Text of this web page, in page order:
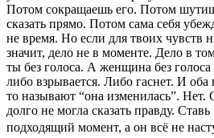
Потом сокращаешь его. Потом
сказать прямо. Потом сама себя
не время. Но если для твоих чувств
значит, дело не в моменте. Дело в
ты без голоса. А женщина без
либо взрывается. Либо гаснет. И
то называют “она изменилась”.
долго не могла сказать правду.
подходящий момент, а он всё не